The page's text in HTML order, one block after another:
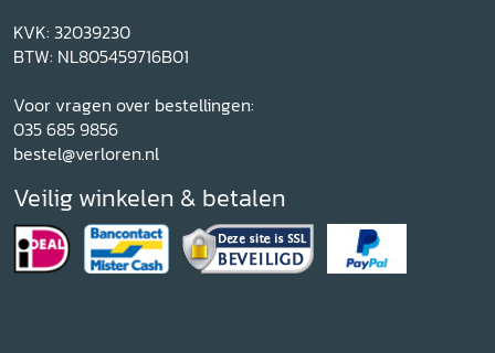
KVK: 32039230
BTW: NL805459716B01
Voor vragen over bestellingen:
035 685 9856
bestel@verloren.nl
Veilig winkelen & betalen